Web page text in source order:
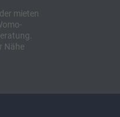
mieten
Nähe